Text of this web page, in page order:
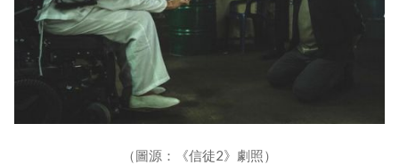
（圖源：《信徒2》劇照）